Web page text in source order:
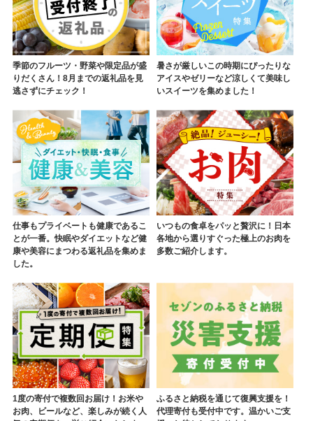
季節のフルーツ・野菜や限定品が盛
りだくさん！8月までの返礼品を見
逃さずにチェック！
暑さが厳しいこの時期にぴったりな
アイスやゼリーなど涼しくて美味し
いスイーツを集めました！
仕事もプライベートも健康であるこ
とが一番。快眠やダイエットなど健
康や美容にまつわる返礼品を集めま
した。
いつもの食卓をパッと贅沢に！日本
各地から選りすぐった極上のお肉を
多数ご紹介します。
1度の寄付で複数回お届け！お米や
お肉、ビールなど、楽しみが続く人
ふるさと納税を通じて復興支援を！
代理寄付も受付中です。温かいご支